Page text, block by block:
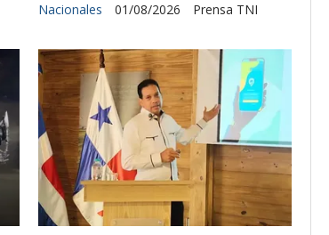
Prensa TNI
Nacionales 01/08/2026